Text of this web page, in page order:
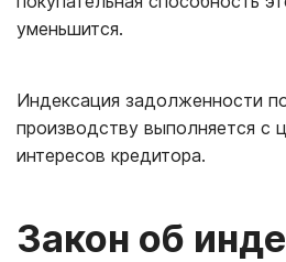
уменьшится.
Индексация задолженности
производству выполняется с
интересов кредитора.
Закон об